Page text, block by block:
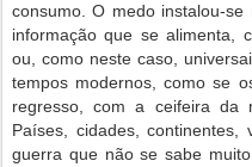
consumo. O medo instalou-
informação que se alimenta,
ou, como neste caso,
tempos modernos, como se
regresso, com a ceifeira da
Países, cidades,
guerra que não se sabe